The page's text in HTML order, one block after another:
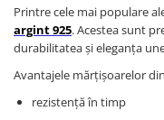
Coliere cu pietre
Printre cele mai populare
argint 925. Acestea sunt
durabilitatea și eleganța
Avantajele mărțișoarelor
rezistență în timp